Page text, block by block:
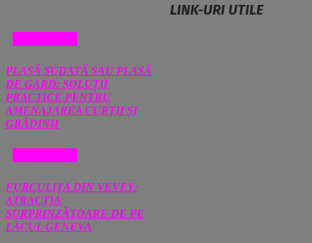
PLASĂ SUDATĂ SAU PLASĂ
DE GARD: SOLUȚII
PRACTICE PENTRU
AMENAJAREA CURȚII ȘI
GRĂDINII
FURCULIȚA DIN VEVEY:
ATRACȚIA
SURPRINZĂTOARE DE PE
LACUL GENEVA
LINK-URI UTILE